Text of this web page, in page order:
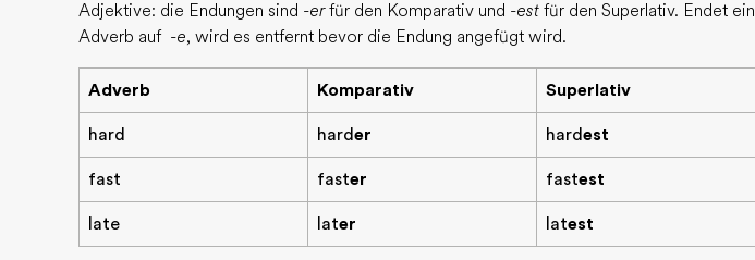
Adjektive: die Endungen sind -erfür den Komparativ und -est für den Superlativ. Endet ein
Adverb auf -e, wird es entfernt bevor die Endung angefügt wird.
Adverb Komparativ Superlativ
hard harder hardest
fast faster fastest
late later latest